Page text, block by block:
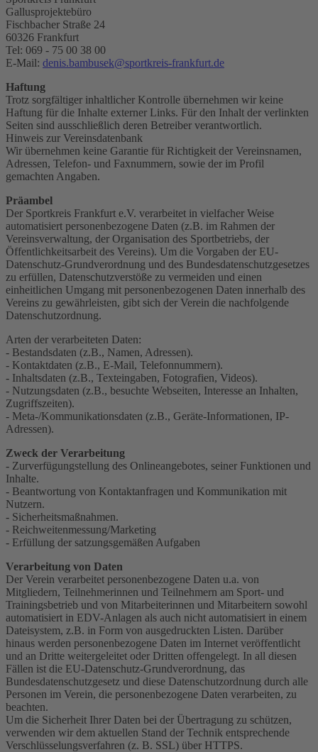
Gallusprojektebüro
Fischbacher Straße 24
60326 Frankfurt
Tel: 069 - 75 00 38 00
E-Mail: denis.bambusek@sportkreis-frankfurt.de
Haftung
Trotz sorgfältiger inhaltlicher Kontrolle übernehmen wir keine
Haftung für die Inhalte externer Links. Für den Inhalt der verlinkten
Seiten sind ausschließlich deren Betreiber verantwortlich.
Hinweis zur Vereinsdatenbank
Wir übernehmen keine Garantie für Richtigkeit der Vereinsnamen,
Adressen, Telefon- und Faxnummern, sowie der im Profil
gemachten Angaben.
Präambel
Der Sportkreis Frankfurt e.V. verarbeitet in vielfacher Weise
automatisiert personenbezogene Daten (z.B. im Rahmen der
Vereinsverwaltung, der Organisation des Sportbetriebs, der
Öffentlichkeitsarbeit des Vereins). Um die Vorgaben der EU-
Datenschutz-Grundverordnung und des Bundesdatenschutzgesetzes
zu erfüllen, Datenschutzverstöße zu vermeiden und einen
einheitlichen Umgang mit personenbezogenen Daten innerhalb des
Vereins zu gewährleisten, gibt sich der Verein die nachfolgende
Datenschutzordnung.
Arten der verarbeiteten Daten:
- Bestandsdaten (z.B., Namen, Adressen).
- Kontaktdaten (z.B., E-Mail, Telefonnummern).
- Inhaltsdaten (z.B., Texteingaben, Fotografien, Videos).
- Nutzungsdaten (z.B., besuchte Webseiten, Interesse an Inhalten,
Zugriffszeiten).
- Meta-/Kommunikationsdaten (z.B., Geräte-Informationen, IP-
Adressen).
Zweck der Verarbeitung
- Zurverfügungstellung des Onlineangebotes, seiner Funktionen und
Inhalte.
- Beantwortung von Kontaktanfragen und Kommunikation mit
Nutzern.
- Sicherheitsmaßnahmen.
- Reichweitenmessung/Marketing
- Erfüllung der satzungsgemäßen Aufgaben
Verarbeitung von Daten
Der Verein verarbeitet personenbezogene Daten u.a. von
Mitgliedern, Teilnehmerinnen und Teilnehmern am Sport- und
Trainingsbetrieb und von Mitarbeiterinnen und Mitarbeitern sowohl
automatisiert in EDV-Anlagen als auch nicht automatisiert in einem
Dateisystem, z.B. in Form von ausgedruckten Listen. Darüber
hinaus werden personenbezogene Daten im Internet veröffentlicht
und an Dritte weitergeleitet oder Dritten offengelegt. In all diesen
Fällen ist die EU-Datenschutz-Grundverordnung, das
Bundesdatenschutzgesetz und diese Datenschutzordnung durch alle
Personen im Verein, die personenbezogene Daten verarbeiten, zu
beachten.
Um die Sicherheit Ihrer Daten bei der Übertragung zu schützen,
verwenden wir dem aktuellen Stand der Technik entsprechende
Verschlüsselungsverfahren (z. B. SSL) über HTTPS.